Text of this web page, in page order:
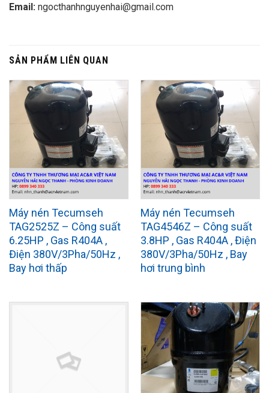
Email: ngocthanhnguyenhai@gmail.com
SẢN PHẨM LIÊN QUAN
Máy nén Tecumseh
TAG2525Z – Công suất
6.25HP , Gas R404A ,
Điện 380V/3Pha/50Hz ,
Bay hơi thấp
Máy nén Tecumseh
TAG4546Z – Công suất
3.8HP , Gas R404A , Điện
380V/3Pha/50Hz , Bay
hơi trung bình